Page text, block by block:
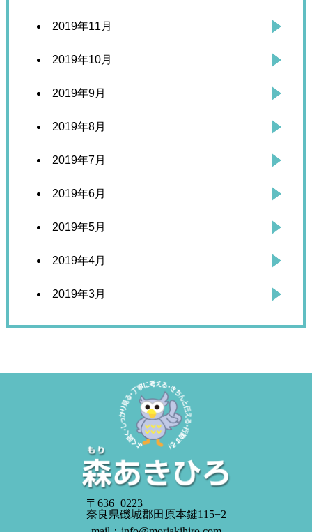
2019年11月
2019年10月
2019年9月
2019年8月
2019年7月
2019年6月
2019年5月
2019年4月
2019年3月
〒636−0223
奈良県磯城郡田原本鍵115−2